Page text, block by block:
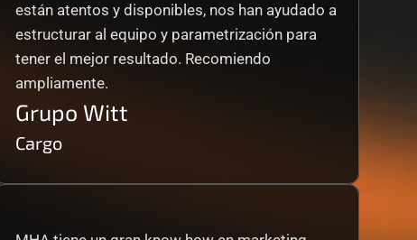
están atentos y disponibles, nos han ayudado a
estructurar al equipo y parametrización para
tener el mejor resultado. Recomiendo
ampliamente.
Grupo Witt
Cargo